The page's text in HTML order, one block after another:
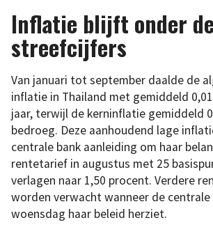
Inflatie blijft onder de
streefcijfers
Van januari tot september daalde de
inflatie in Thailand met gemiddeld
jaar, terwijl de kerninflatie gemiddeld
bedroeg. Deze aanhoudend lage
centrale bank aanleiding om haar
rentetarief in augustus met 25
verlagen naar 1,50 procent. Verdere
worden verwacht wanneer de centrale
woensdag haar beleid herziet.